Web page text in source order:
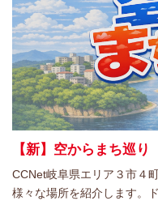
【新】空からまち巡り
CCNet岐阜県エリア３市４
様々な場所を紹介します。